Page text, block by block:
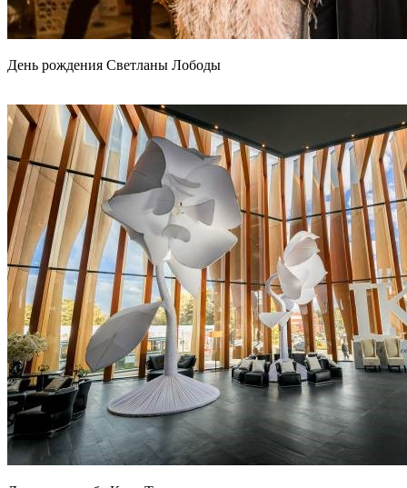
День рождения Светланы Лободы